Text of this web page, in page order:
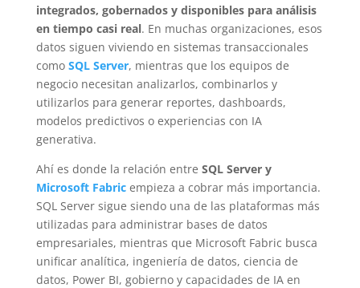
integrados, gobernados y disponibles para análisis
en tiempo casi real. En muchas organizaciones, esos
datos siguen viviendo en sistemas transaccionales
como SQL Server, mientras que los equipos de
negocio necesitan analizarlos, combinarlos y
utilizarlos para generar reportes, dashboards,
modelos predictivos o experiencias con IA
generativa.
Ahí es donde la relación entre SQL Server y
Microsoft Fabricempieza a cobrar más importancia.
SQL Server sigue siendo una de las plataformas más
utilizadas para administrar bases de datos
empresariales, mientras que Microsoft Fabric busca
unificar analítica, ingeniería de datos, ciencia de
datos, Power BI, gobierno y capacidades de IA en